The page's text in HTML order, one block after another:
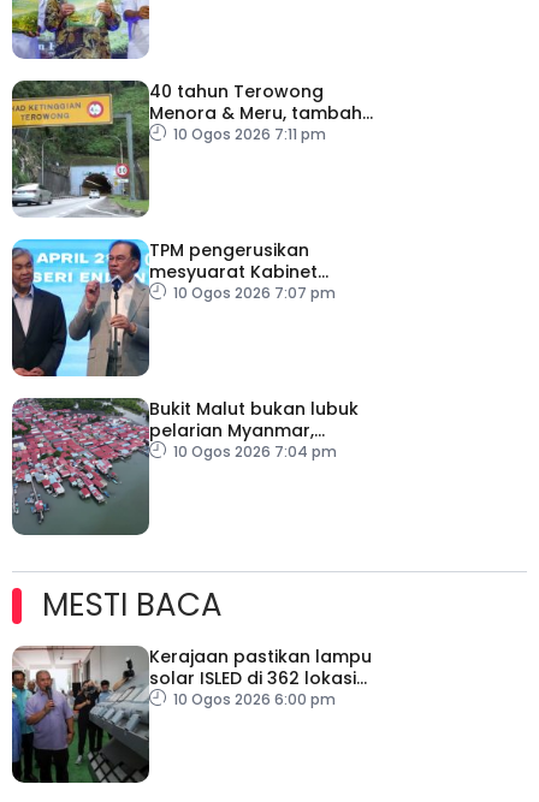
40 tahun Terowong
Menora & Meru, tambah
baik dan selenggara elak
10 Ogos 2026 7:11 pm
TPM pengerusikan
mesyuarat Kabinet
sepanjang ketiadaan PM
10 Ogos 2026 7:07 pm
Bukit Malut bukan lubuk
pelarian Myanmar,
majoriti penduduk
10 Ogos 2026 7:04 pm
MESTI BACA
Kerajaan pastikan lampu
solar ISLED di 362 lokasi
berkualiti, selamat
10 Ogos 2026 6:00 pm